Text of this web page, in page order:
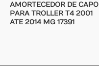
AMORTECEDOR DE CAPO
PARA TROLLER T4 2001
ATE 2014 MG 17391